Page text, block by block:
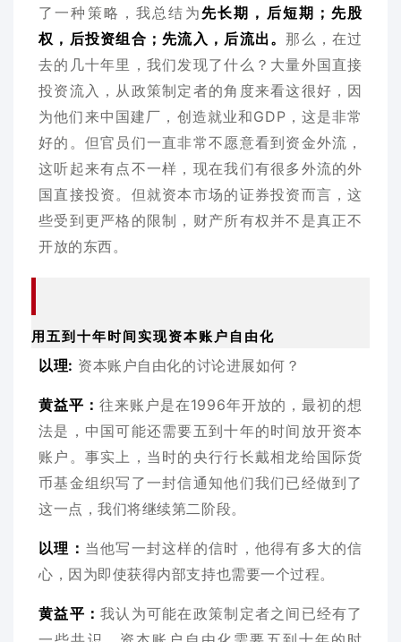
了一种策略，我总结为先长期，后短期；先股
权，后投资组合；先流入，后流出。 那么，在过
去的几十年里，我们发现了什么？大量外国直接
投资流入，从政策制定者的角度来看这很好，因
为他们来中国建厂，创造就业和GDP，这是非常
好的。但官员们一直非常不愿意看到资金外流，
这听起来有点不一样，现在我们有很多外流的外
国直接投资。但就资本市场的证券投资而言，这
些受到更严格的限制，财产所有权并不是真正不
开放的东西。
用五到十年时间实现资本账户自由化
以理: 资本账户自由化的讨论进展如何？
黄益平： 往来账户是在1996年开放的，最初的想
法是，中国可能还需要五到十年的时间放开资本
账户。事实上，当时的央行行长戴相龙给国际货
币基金组织写了一封信通知他们我们已经做到了
这一点，我们将继续第二阶段。
以理： 当他写一封这样的信时，他得有多大的信
心，因为即使获得内部支持也需要一个过程。
黄益平：我认为可能在政策制定者之间已经有了